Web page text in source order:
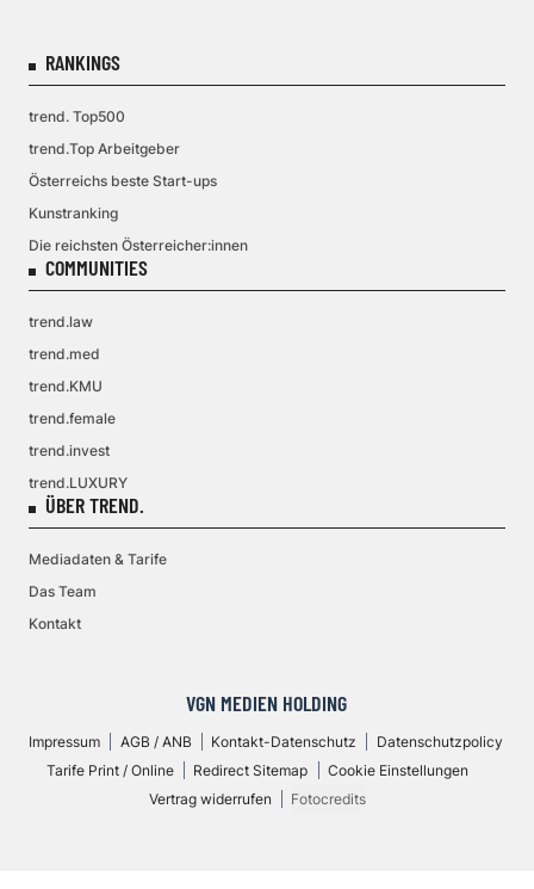
RANKINGS
trend. Top500
trend.Top Arbeitgeber
Österreichs beste Start-ups
Kunstranking
Die reichsten Österreicher:innen
COMMUNITIES
trend.law
trend.med
trend.KMU
trend.female
trend.invest
trend.LUXURY
ÜBER TREND.
Mediadaten & Tarife
Das Team
Kontakt
VGN MEDIEN HOLDING
Impressum AGB / ANB Kontakt-Datenschutz
Datenschutzpolicy
Tarife Print / Online
Redirect Sitemap
Cookie Einstellungen
Vertrag widerrufen
Fotocredits